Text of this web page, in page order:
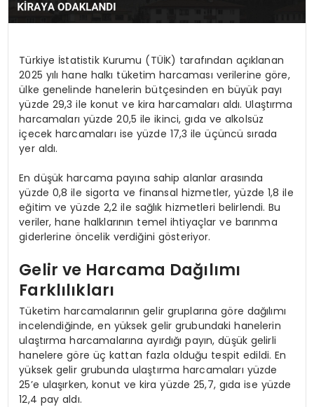
Türkiye İstatistik Kurumu (TÜİK) tarafından açıklanan
2025 yılı hane halkı tüketim harcaması verilerine göre,
ülke genelinde hanelerin bütçesinden en büyük payı
yüzde 29,3 ile konut ve kira harcamaları aldı. Ulaştırma
harcamaları yüzde 20,5 ile ikinci, gıda ve alkolsüz
içecek harcamaları ise yüzde 17,3 ile üçüncü sırada
yer aldı.
En düşük harcama payına sahip alanlar arasında
yüzde 0,8 ile sigorta ve finansal hizmetler, yüzde 1,8 ile
eğitim ve yüzde 2,2 ile sağlık hizmetleri belirlendi. Bu
veriler, hane halklarının temel ihtiyaçlar ve barınma
giderlerine öncelik verdiğini gösteriyor.
Gelir ve Harcama Dağılımı
Farklılıkları
Tüketim harcamalarının gelir gruplarına göre dağılımı
incelendiğinde, en yüksek gelir grubundaki hanelerin
ulaştırma harcamalarına ayırdığı payın, düşük gelirli
hanelere göre üç kattan fazla olduğu tespit edildi. En
yüksek gelir grubunda ulaştırma harcamaları yüzde
25’e ulaşırken, konut ve kira yüzde 25,7, gıda ise yüzde
12,4 pay aldı.